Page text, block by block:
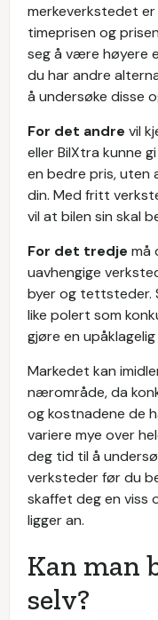
merkeverkstedet
timeprisen og
seg å være høyere
du har andre
å undersøke disse
For det andre vil
eller BilXtra kunne
en bedre pris,
din. Med fritt
vil at bilen sin skal
For det tredje må
uavhengige
byer og tettsteder.
like polert som
gjøre en
Markedet kan
nærområde, da
og kostnadene de
variere mye over
deg tid til å
verksteder før du
skaffet deg en viss
ligger an.
Kan man
selv?